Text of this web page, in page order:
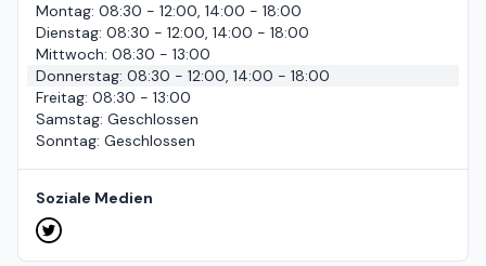
Montag: 08:30 - 12:00, 14:00 - 18:00
Dienstag: 08:30 - 12:00, 14:00 - 18:00
Mittwoch: 08:30 - 13:00
Donnerstag: 08:30 - 12:00, 14:00 - 18:00
Freitag: 08:30 - 13:00
Samstag: Geschlossen
Sonntag: Geschlossen
Soziale Medien